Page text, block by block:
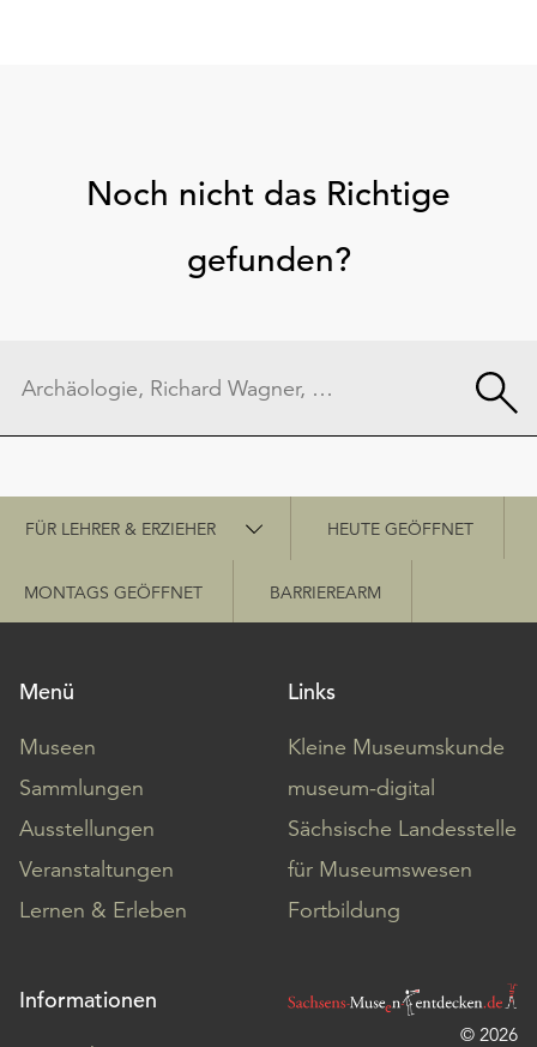
Noch nicht das Richtige
gefunden?
Schnellzugriff
FÜR LEHRER & ERZIEHER HEUTE GEÖFFNET
MONTAGS GEÖFFNET BARRIEREARM
Menü
Museen
Sammlungen
Ausstellungen
Veranstaltungen
Lernen & Erleben
Links
Kleine Museumskunde
museum-digital
Sächsische Landesstelle
für Museumswesen
Fortbildung
Informationen
© 2026